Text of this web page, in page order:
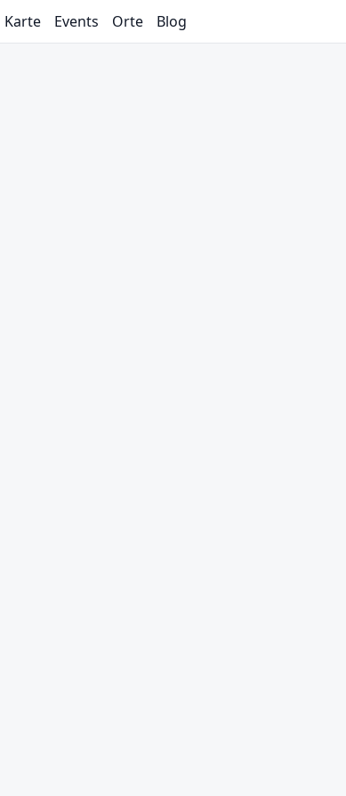
Karte Events Orte Blog